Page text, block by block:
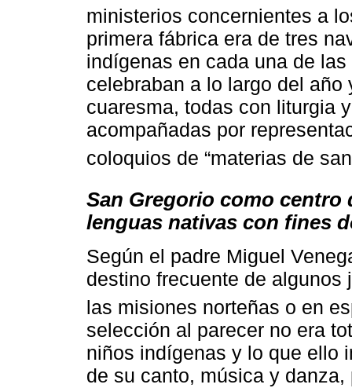
ministerios concernientes a
primera fábrica era de tres
indígenas en cada una de
celebraban a lo largo del
cuaresma, todas con liturgia
acompañadas por
coloquios de “materias de
San Gregorio como centro
lenguas nativas con fines
Según el padre Miguel
destino frecuente de
las misiones norteñas o en
selección al parecer no era
niños indígenas y lo que ello
de su canto, música y